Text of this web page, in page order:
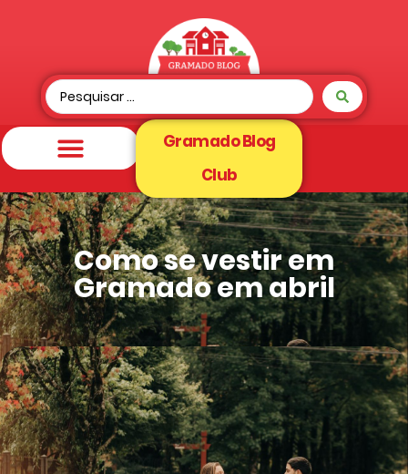
Gramado Blog
Club
Como se vestir em
Gramado em abril